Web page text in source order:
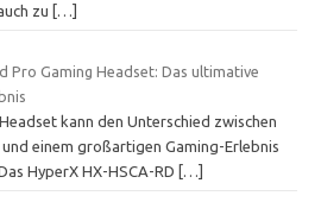
zu […]
Pro Gaming Headset: Das ultimative
kann den Unterschied zwischen
einem großartigen Gaming-Erlebnis
HyperX HX-HSCA-RD
[…]